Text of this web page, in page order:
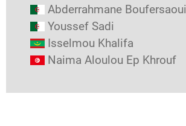
Abderrahmane Boufersaoui
Youssef Sadi
Isselmou Khalifa
Naima Aloulou Ep Khrouf